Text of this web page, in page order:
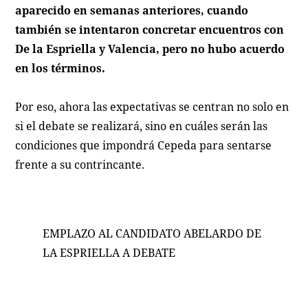
aparecido en semanas anteriores, cuando
también se intentaron concretar encuentros con
De la Espriella y Valencia, pero no hubo acuerdo
en los términos.
Por eso, ahora las expectativas se centran no solo en
si el debate se realizará, sino en cuáles serán las
condiciones que impondrá Cepeda para sentarse
frente a su contrincante.
EMPLAZO AL CANDIDATO ABELARDO DE
LA ESPRIELLA A DEBATE